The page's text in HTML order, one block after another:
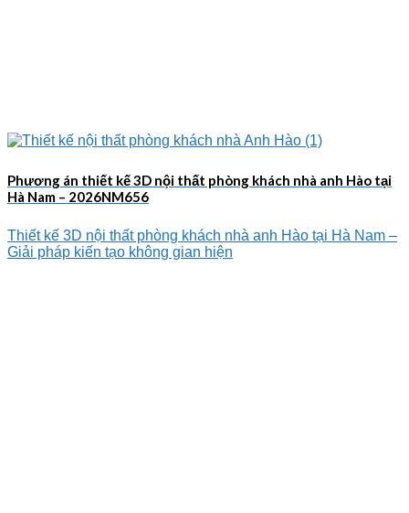
Phương án thiết kế 3D nội thất phòng khách nhà anh Hào tại
Hà Nam – 2026NM656
Thiết kế 3D nội thất phòng khách nhà anh Hào tại Hà Nam –
Giải pháp kiến tạo không gian hiện